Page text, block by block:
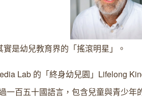
是幼兒教育界的「搖滾明星」。
Lab 的「終身幼兒園」Lifelong
一百五十國語言，包含兒童與青少